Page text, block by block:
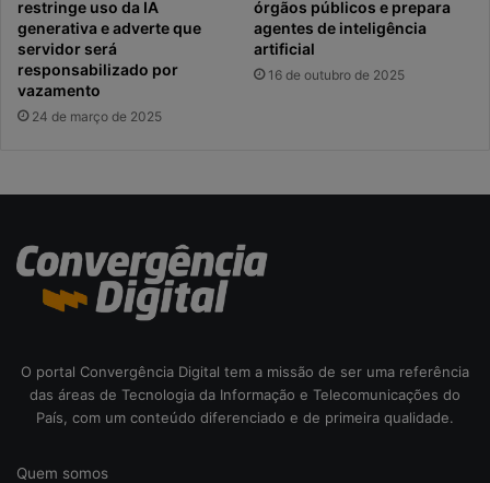
restringe uso da IA
generativa e adverte que
servidor será
responsabilizado por
vazamento
24 de março de 2025
órgãos públicos e prepara
agentes de inteligência
artificial
16 de outubro de 2025
O portal Convergência Digital tem a missão de ser uma referência
das áreas de Tecnologia da Informação e Telecomunicações do
País, com um conteúdo diferenciado e de primeira qualidade.
Quem somos